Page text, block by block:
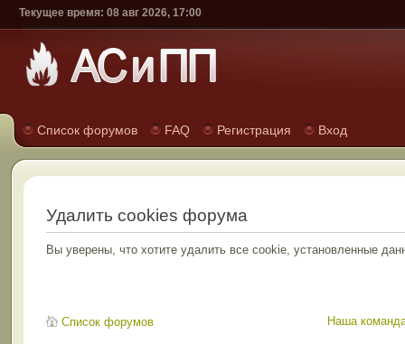
Текущее время: 08 авг 2026, 17:00
Список форумов FAQ Регистрация Вход
Удалить cookies форума
Вы уверены, что хотите удалить все cookie, установленные
Список форумов Наша